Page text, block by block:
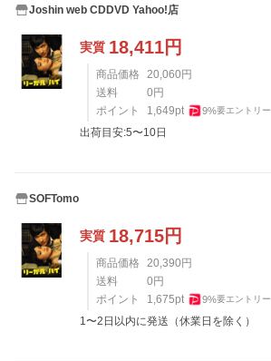
Joshin web CDDVD Yahoo!店
実質 18,411円
商品価格 20,060 円
送料
0 円
ポイント
1,649pt 9%要エントリー
出荷目安:5〜10日
SOFTomo
実質 18,715円
商品価格 20,390 円
送料
0 円
ポイント
1,675pt 9%要エントリー
1〜2日以内に発送（休業日を除く）